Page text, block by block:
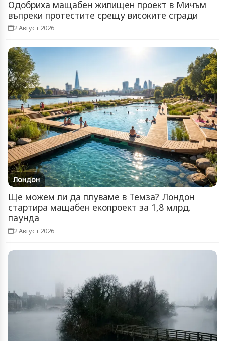
Одобриха мащабен жилищен проект в Мичъм
въпреки протестите срещу високите сгради
2 Август 2026
Лондон
Ще можем ли да плуваме в Темза? Лондон
стартира мащабен екопроект за 1,8 млрд.
паунда
2 Август 2026